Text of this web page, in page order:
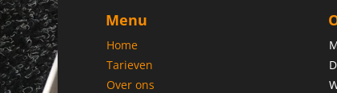
Menu
Home
Tarieven
Over ons